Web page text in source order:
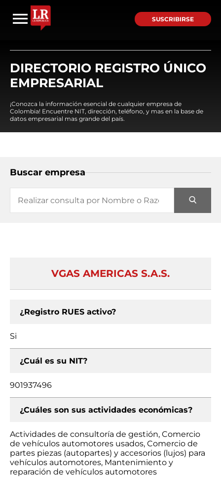
SUSCRIBIRSE
DIRECTORIO REGISTRO ÚNICO
EMPRESARIAL
¡Conozca la información esencial de cualquier empresa de
Colombia! Encuentre NIT, dirección, teléfono, y mas en la base de
datos empresarial mas grande del país.
Buscar empresa
VGAS AMERICAS S.A.S.
¿Registro RUES activo?
Si
¿Cuál es su NIT?
901937496
¿Cuáles son sus actividades económicas?
Actividades de consultoría de gestión, Comercio
de vehículos automotores usados, Comercio de
partes piezas (autopartes) y accesorios (lujos) para
vehículos automotores, Mantenimiento y
reparación de vehículos automotores